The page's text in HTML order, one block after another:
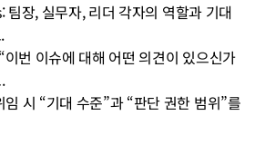
장, 실무자, 리더 각자의 역할과 기대
번 이슈에 대해 어떤 의견이 있으신가
시 “기대 수준”과 “판단 권한 범위”를